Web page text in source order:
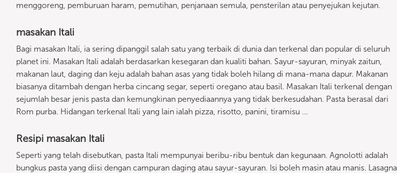
menggoreng, pemburuan haram, pemutihan, penjanaan semula, pensterilan atau penyejukan kejutan.
masakan Itali
Bagi masakan Itali, ia sering dipanggil salah satu yang terbaik di dunia dan terkenal dan popular di seluruh
planet ini. Masakan Itali adalah berdasarkan kesegaran dan kualiti bahan. Sayur-sayuran, minyak zaitun,
makanan laut, daging dan keju adalah bahan asas yang tidak boleh hilang di mana-mana dapur. Makanan
biasanya ditambah dengan herba cincang segar, seperti oregano atau basil. Masakan Itali terkenal dengan
sejumlah besar jenis pasta dan kemungkinan penyediaannya yang tidak berkesudahan. Pasta berasal dari
Rom purba. Hidangan terkenal Itali yang lain ialah pizza, risotto, panini, tiramisu ...
Resipi masakan Itali
Seperti yang telah disebutkan, pasta Itali mempunyai beribu-ribu bentuk dan kegunaan. Agnolotti adalah
bungkus pasta yang diisi dengan campuran daging atau sayur-sayuran. Isi boleh masin atau manis. Lasagna